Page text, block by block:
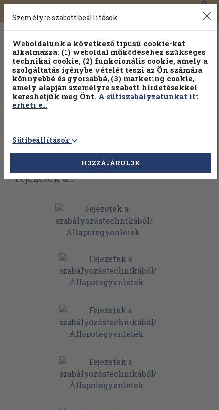
Toggle
navigation
0
Vissza az előző oldalra Válasszon példányt
Fejezetek a...
Személyre szabott beállítások
Weboldalunk a következő típusú cookie-kat
alkalmazza: (1) weboldal működéséhez szükséges
technikai cookie, (2) funkcionális cookie, amely a
szolgáltatás igénybe vételét teszi az Ön számára
könnyebbé és gyorsabbá, (3) marketing cookie,
amely alapján személyre szabott hirdetésekkel
kereshetjük meg Önt. A sütiszabályzatunkat itt
érheti el.
Sütibeállítások
HOZZÁJÁRULOK